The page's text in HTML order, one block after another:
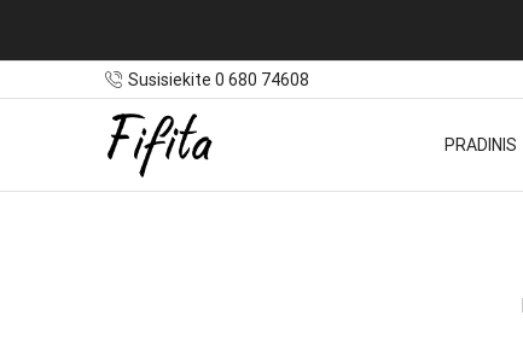
Susisiekite 0 680 74608
PRADINIS